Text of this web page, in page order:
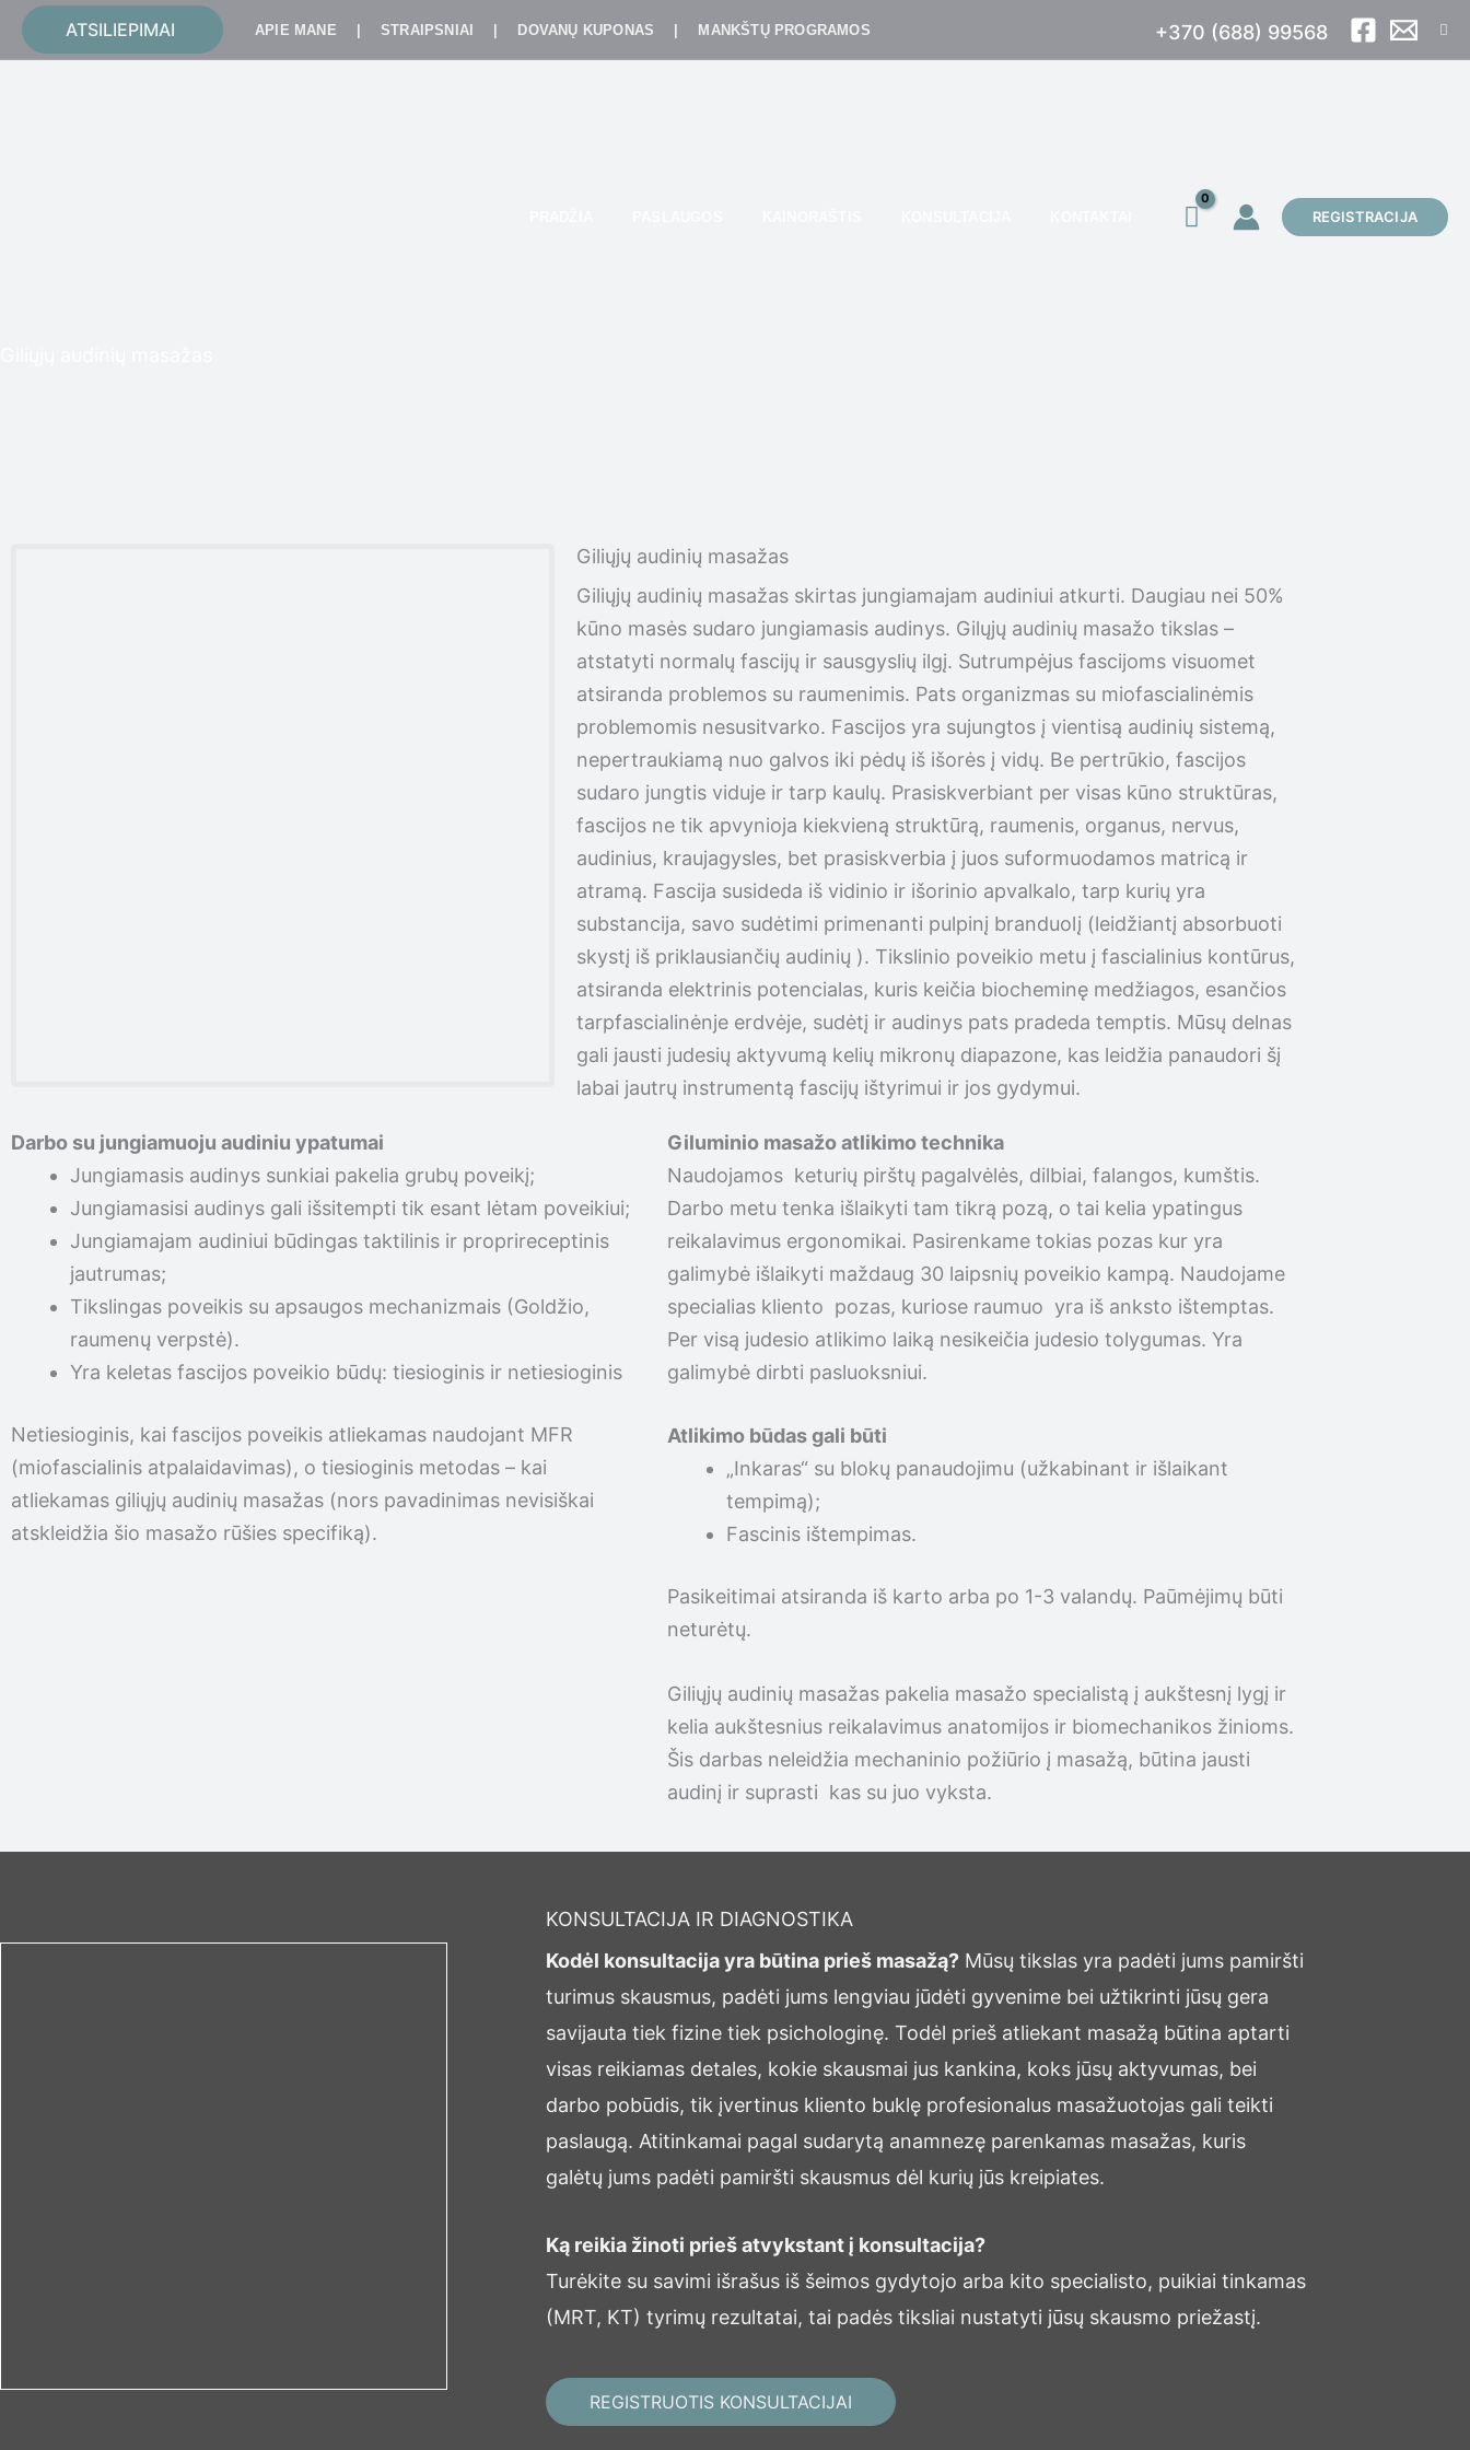
Pereiti
prie
ATSILIEPIMAI APIE MANE | STRAIPSNIAI | DOVANŲ KUPONAS | MANKŠTŲ PROGRAMOS +370 (688) 99568
REGISTRACIJA
Giliųjų audinių masažas
Giliųjų audinių masažas skirtas jungiamajam audiniui atkurti. Daugiau nei 50%
kūno masės sudaro jungiamasis audinys. Gilųjų audinių masažo tikslas –
atstatyti normalų fascijų ir sausgyslių ilgį. Sutrumpėjus fascijoms visuomet
atsiranda problemos su raumenimis. Pats organizmas su miofascialinėmis
problemomis nesusitvarko. Fascijos yra sujungtos į vientisą audinių sistemą,
nepertraukiamą nuo galvos iki pėdų iš išorės į vidų. Be pertrūkio, fascijos
sudaro jungtis viduje ir tarp kaulų. Prasiskverbiant per visas kūno struktūras,
fascijos ne tik apvynioja kiekvieną struktūrą, raumenis, organus, nervus,
audinius, kraujagysles, bet prasiskverbia į juos suformuodamos matricą ir
atramą. Fascija susideda iš vidinio ir išorinio apvalkalo, tarp kurių yra
substancija, savo sudėtimi primenanti pulpinį branduolį (leidžiantį absorbuoti
skystį iš priklausiančių audinių ). Tikslinio poveikio metu į fascialinius kontūrus,
atsiranda elektrinis potencialas, kuris keičia biocheminę medžiagos, esančios
tarpfascialinėnje erdvėje, sudėtį ir audinys pats pradeda temptis. Mūsų delnas
gali jausti judesių aktyvumą kelių mikronų diapazone, kas leidžia panaudori šį
labai jautrų instrumentą fascijų ištyrimui ir jos gydymui.
Darbo su jungiamuoju audiniu ypatumai
Jungiamasis audinys sunkiai pakelia grubų poveikį;
Jungiamasisi audinys gali išsitempti tik esant lėtam poveikiui;
Jungiamajam audiniui būdingas taktilinis ir proprireceptinis
jautrumas;
Tikslingas poveikis su apsaugos mechanizmais (Goldžio,
raumenų verpstė).
Yra keletas fascijos poveikio būdų: tiesioginis ir netiesioginis
Netiesioginis, kai fascijos poveikis atliekamas naudojant MFR
(miofascialinis atpalaidavimas), o tiesioginis metodas – kai
atliekamas giliųjų audinių masažas (nors pavadinimas nevisiškai
atskleidžia šio masažo rūšies specifiką).
Giluminio masažo atlikimo technika
Naudojamos keturių pirštų pagalvėlės, dilbiai, falangos, kumštis.
Darbo metu tenka išlaikyti tam tikrą pozą, o tai kelia ypatingus
reikalavimus ergonomikai. Pasirenkame tokias pozas kur yra
galimybė išlaikyti maždaug 30 laipsnių poveikio kampą. Naudojame
specialias kliento pozas, kuriose raumuo yra iš anksto ištemptas.
Per visą judesio atlikimo laiką nesikeičia judesio tolygumas. Yra
galimybė dirbti pasluoksniui.
Atlikimo būdas gali būti
„Inkaras“ su blokų panaudojimu (užkabinant ir išlaikant
tempimą);
Fascinis ištempimas.
Pasikeitimai atsiranda iš karto arba po 1-3 valandų. Paūmėjimų būti
neturėtų.
Giliųjų audinių masažas pakelia masažo specialistą į aukštesnį lygį ir
kelia aukštesnius reikalavimus anatomijos ir biomechanikos žinioms.
Šis darbas neleidžia mechaninio požiūrio į masažą, būtina jausti
audinį ir suprasti kas su juo vyksta.
KONSULTACIJA IR DIAGNOSTIKA
Kodėl konsultacija yra būtina prieš masažą?Mūsų tikslas yra padėti jums pamiršti
turimus skausmus, padėti jums lengviau jūdėti gyvenime bei užtikrinti jūsų gera
savijauta tiek fizine tiek psichologinę. Todėl prieš atliekant masažą būtina aptarti
visas reikiamas detales, kokie skausmai jus kankina, koks jūsų aktyvumas, bei
darbo pobūdis, tik įvertinus kliento buklę profesionalus masažuotojas gali teikti
paslaugą. Atitinkamai pagal sudarytą anamnezę parenkamas masažas, kuris
galėtų jums padėti pamiršti skausmus dėl kurių jūs kreipiates.
Ką reikia žinoti prieš atvykstant į konsultacija?
Turėkite su savimi išrašus iš šeimos gydytojo arba kito specialisto, puikiai tinkamas
(MRT, KT) tyrimų rezultatai, tai padės tiksliai nustatyti jūsų skausmo priežastį.
REGISTRUOTIS KONSULTACIJAI